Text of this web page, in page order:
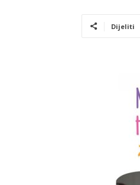
Dijeliti